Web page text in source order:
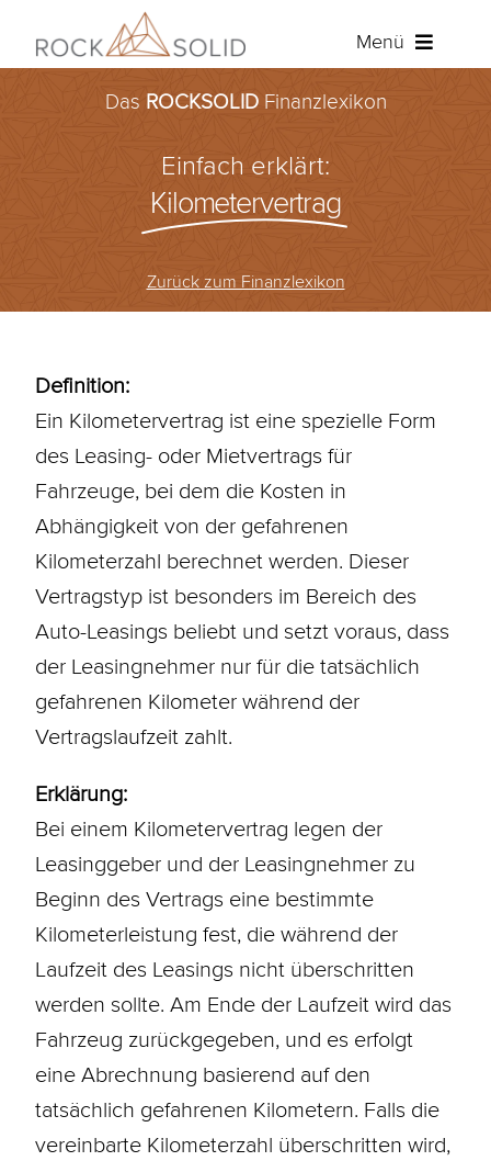
Inhalt
Menü
Baufinanzierung
Ratenkredit
Über ROCKSOLID
Kundenportal
Das ROCKSOLIDFinanzlexikon
Einfach erklärt:
Kilometervertrag
Zurück zum Finanzlexikon
Definition:
Ein Kilometervertrag ist eine spezielle Form
des Leasing- oder Mietvertrags für
Fahrzeuge, bei dem die Kosten in
Abhängigkeit von der gefahrenen
Kilometerzahl berechnet werden. Dieser
Vertragstyp ist besonders im Bereich des
Auto-Leasings beliebt und setzt voraus, dass
der Leasingnehmer nur für die tatsächlich
gefahrenen Kilometer während der
Vertragslaufzeit zahlt.
Erklärung:
Bei einem Kilometervertrag legen der
Leasinggeber und der Leasingnehmer zu
Beginn des Vertrags eine bestimmte
Kilometerleistung fest, die während der
Laufzeitdes Leasings nicht überschritten
werden sollte. Am Ende der Laufzeitwird das
Fahrzeug zurückgegeben, und es erfolgt
eine Abrechnung basierend auf den
tatsächlich gefahrenen Kilometern. Falls die
vereinbarte Kilometerzahl überschritten wird,